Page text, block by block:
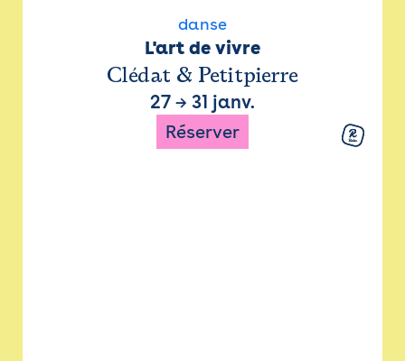
danse
L'art de vivre
Clédat & Petitpierre
27 → 31 janv.
Réserver